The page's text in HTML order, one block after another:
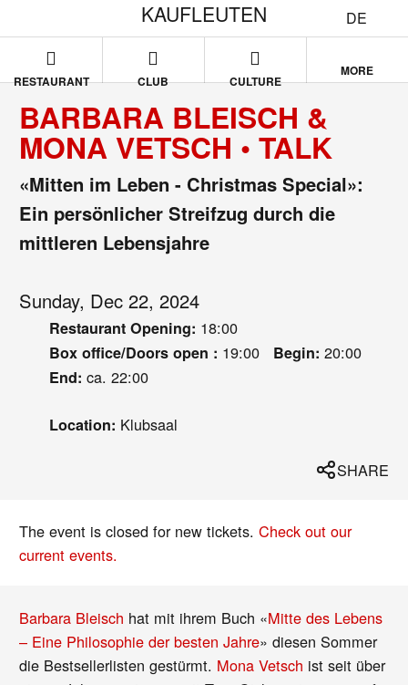
DE
KAUFLEUTEN
RESTAURANT CLUB CULTURE
MORE
BARBARA BLEISCH &
MONA VETSCH • TALK
«Mitten im Leben - Christmas Special»:
Ein persönlicher Streifzug durch die
mittleren Lebensjahre
Sunday, Dec 22, 2024
Restaurant Opening: 18:00
Box office/Doors open : 19:00 Begin: 20:00
End: ca. 22:00
Location: Klubsaal
SHARE
The event is closed for new tickets.Check out our
current events.
Barbara Bleisch hat mit ihrem Buch «Mitte des Lebens
– Eine Philosophie der besten Jahre» diesen Sommer
die Bestsellerlisten gestürmt. Mona Vetsch ist seit über